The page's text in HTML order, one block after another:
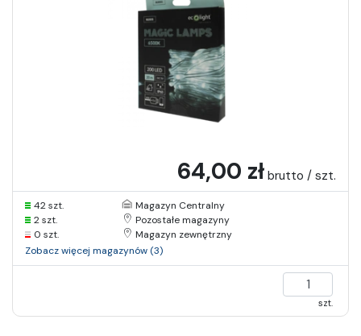
64,00 zł brutto / szt.
42 szt.
Magazyn Centralny
2 szt.
Pozostałe magazyny
0 szt.
Magazyn zewnętrzny
Zobacz więcej magazynów (3)
szt.